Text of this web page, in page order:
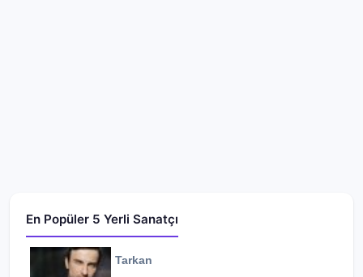
En Popüler 5 Yerli Sanatçı
Tarkan